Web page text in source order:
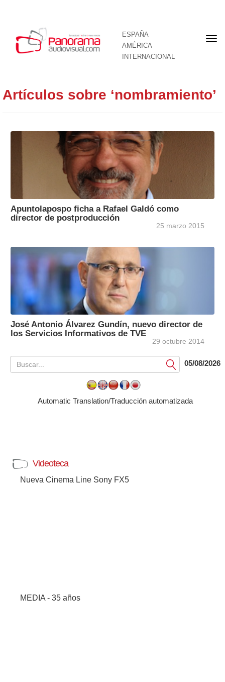
ESPAÑA
AMÉRICA
INTERNACIONAL
Artículos sobre ‘nombramiento’
Apuntolapospo ficha a Rafael Galdó como
director de postproducción
25 marzo 2015
José Antonio Álvarez Gundín, nuevo director de
los Servicios Informativos de TVE
29 octubre 2014
Submit05/08/2026
Automatic Translation/Traducción automatizada
Videoteca
Nueva Cinema Line Sony FX5
MEDIA - 35 años